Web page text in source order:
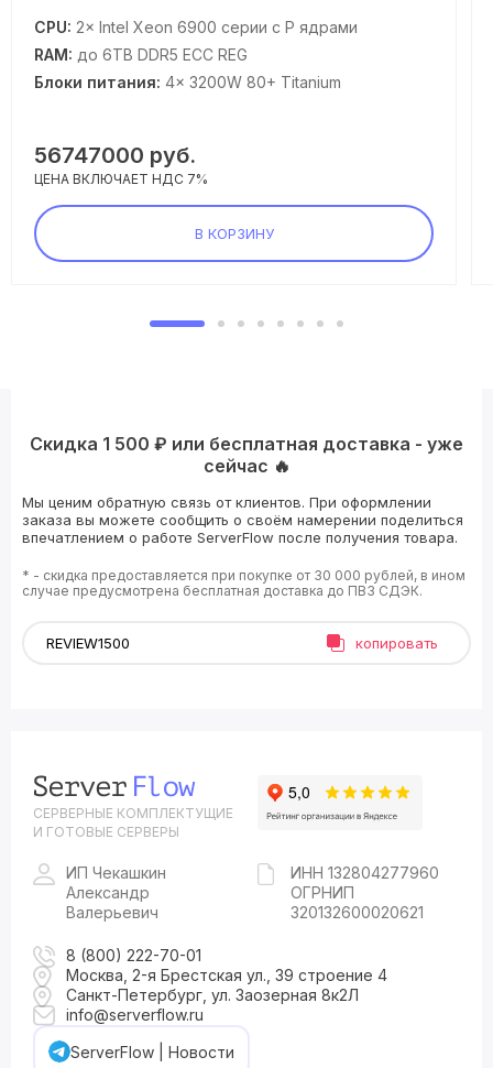
CPU: 2× Intel Xeon 6900 серии с P ядрами
RAM: до 6TB DDR5 ECC REG
Блоки питания: 4× 3200W 80+ Titanium
56747000 руб.
ЦЕНА ВКЛЮЧАЕТ НДС 7%
В КОРЗИНУ
Скидка 1 500 ₽ или бесплатная доставка - уже
сейчас 🔥
Мы ценим обратную связь от клиентов. При оформлении
заказа вы можете сообщить о своём намерении поделиться
впечатлением о работе ServerFlow после получения товара.
* - скидка предоставляется при покупке от 30 000 рублей, в ином
случае предусмотрена бесплатная доставка до ПВЗ СДЭК.
копировать
СЕРВЕРНЫЕ КОМПЛЕКТУЩИЕ
И ГОТОВЫЕ СЕРВЕРЫ
ИП Чекашкин
Александр
Валерьевич
ИНН 132804277960
ОГРНИП
320132600020621
8 (800) 222-70-01
Москва, 2-я Брестская ул., 39 строение 4
Санкт-Петербург, ул. Заозерная 8к2Л
info@serverflow.ru
ServerFlow | Новости